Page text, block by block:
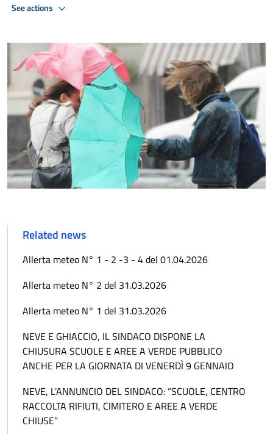
See actions
Related news
Allerta meteo N° 1 - 2 -3 - 4 del 01.04.2026
Allerta meteo N° 2 del 31.03.2026
Allerta meteo N° 1 del 31.03.2026
NEVE E GHIACCIO, IL SINDACO DISPONE LA
CHIUSURA SCUOLE E AREE A VERDE PUBBLICO
ANCHE PER LA GIORNATA DI VENERDÌ 9 GENNAIO
NEVE, L’ANNUNCIO DEL SINDACO: “SCUOLE, CENTRO
RACCOLTA RIFIUTI, CIMITERO E AREE A VERDE
CHIUSE”